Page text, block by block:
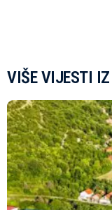
VIŠE VIJESTI